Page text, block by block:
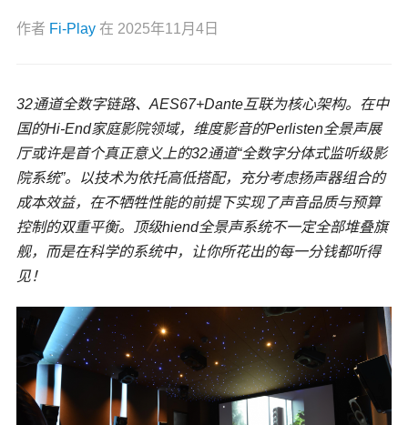
作者 Fi-Play 在 2025年11月4日
32通道全数字链路、AES67+Dante互联为核心架构。在中
国的Hi-End家庭影院领域，维度影音的Perlisten全景声展
厅或许是首个真正意义上的32通道“全数字分体式监听级影
院系统”。以技术为依托高低搭配，充分考虑扬声器组合的
成本效益，在不牺牲性能的前提下实现了声音品质与预算
控制的双重平衡。顶级hiend全景声系统不一定全部堆叠旗
舰，而是在科学的系统中，让你所花出的每一分钱都听得
见！